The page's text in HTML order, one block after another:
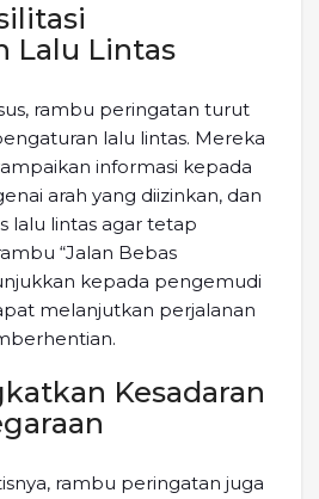
Lalu Lintas
rambu peringatan turut
lalu lintas. Mereka
informasi kepada
arah yang diizinkan, dan
lalu lintas agar tetap
“Jalan Bebas
kepada pengemudi
melanjutkan perjalanan
Kesadaran
rambu peringatan juga